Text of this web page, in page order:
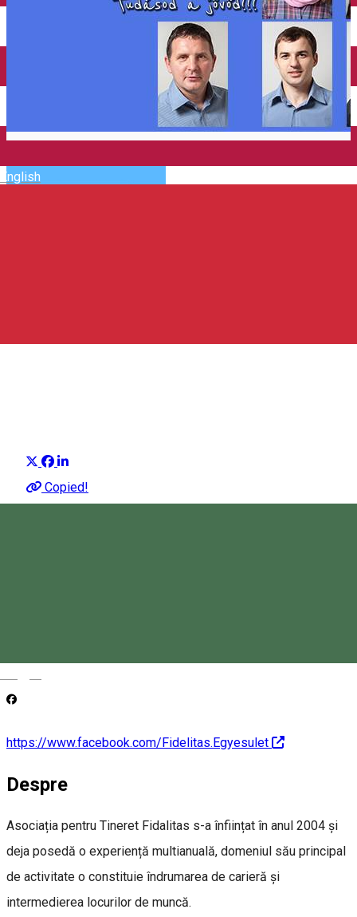
English
Închirieri auto
Închirieri de biciclete
Asociația pentru Tineret
Copied!
https://www.facebook.com/Fidelitas.Egyesulet
Despre
Asociația pentru Tineret Fidalitas s-a înființat în anul 2004 și
deja posedă o experiență multianuală, domeniul său principal
de activitate o constituie îndrumarea de carieră și
intermedierea locurilor de muncă.